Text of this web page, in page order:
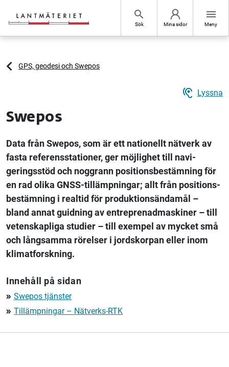
search
Sök Mina sidor
menu
Meny
GPS, geodesi och Swepos
hearing Lyssna
Swepos
Data från Swepos, som är ett nationellt nätverk av
fasta referensstationer, ger möjlighet till navi­
geringsstöd och noggrann positionsbestämning för
en rad olika GNSS-tillämpningar; allt från positions­
bestämning i realtid för produktionsändamål –
bland annat guidning av entre­prenad­maskiner – till
vetenskapliga studier – till exempel av mycket små
och långsamma rörelser i jordskorpan eller inom
klimatforskning.
Innehåll på sidan
double_arrow Swepos tjänster
double_arrow Tillämpningar – Nätverks-RTK